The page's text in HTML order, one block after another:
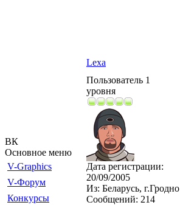
ВК
Основное меню
V-Graphics
V-Форум
Конкурсы
Lexa
Пользователь 1
уровня
Дата регистрации:
20/09/2005
Из: Беларусь, г.Гродно
Сообщений: 214